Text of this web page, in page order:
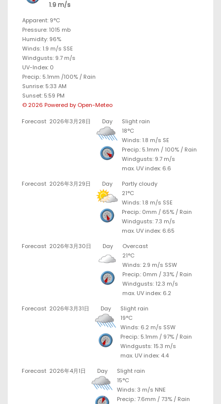
1.9 m/s
Apparent: 9°C
Pressure: 1015 mb
Humidity: 96%
Winds: 1.9 m/s SSE
Windgusts: 9.7 m/s
UV-Index: 0
Precip.: 5.1mm /100% / Rain
Sunrise: 5:33 AM
Sunset: 5:59 PM
© 2026 Powered by Open-Meteo
Forecast 2026年3月28日 Day
Slight rain
18°C
Winds: 1.8 m/s SE
Precip.: 5.1mm / 100% / Rain
Windgusts: 9.7 m/s
max. UV index: 6.6
Forecast 2026年3月29日 Day
Partly cloudy
21°C
Winds: 1.8 m/s SSE
Precip.: 0mm / 65% / Rain
Windgusts: 7.3 m/s
max. UV index: 6.65
Forecast 2026年3月30日 Day
Overcast
21°C
Winds: 2.9 m/s SSW
Precip.: 0mm /33% / Rain
Windgusts: 12.3 m/s
max. UV index: 6.2
Forecast 2026年3月31日 Day
Slight rain
19°C
Winds: 6.2 m/s SSW
Precip.: 5.1mm / 97% / Rain
Windgusts: 15.3 m/s
max. UV index: 4.4
Forecast 2026年4月1日 Day
Slight rain
15°C
Winds: 3 m/s NNE
Precip.:7.6mm /73% / Rain